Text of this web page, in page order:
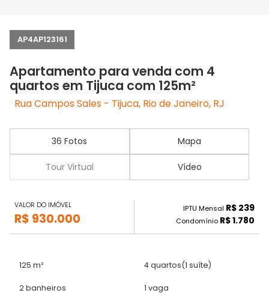
AP4AP123161
Apartamento para venda com 4
quartos em Tijuca com 125m²
Rua Campos Sales - Tijuca, Rio de Janeiro, RJ
36 Fotos Mapa
Tour Virtual Vídeo
VALOR DO IMÓVEL
R$ 930.000
IPTU Mensal R$ 239
Condomínio R$ 1.780
125 m² 4 quartos(1 suíte)
2 banheiros 1 vaga